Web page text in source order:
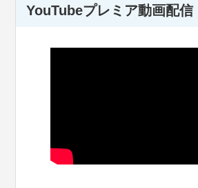
YouTubeプレミア動画配信